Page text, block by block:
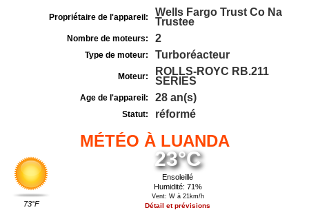
Propriétaire de l'appareil:
Wells Fargo Trust Co Na
Trustee
Nombre de moteurs: 2
Type de moteur: Turboréacteur
Moteur:
ROLLS-ROYC RB.211
SERIES
Age de l'appareil: 28 an(s)
Statut: réformé
MÉTÉO À LUANDA
73°F
23°C
Ensoleillé
Humidité: 71%
Vent: W à 21km/h
Détail et prévisions